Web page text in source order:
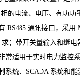
的电流、电压、有功功
RS485 通讯接口，采用
求；带开关量输入和继
常适用于实时电力监控
系统、SCADA 系统和能